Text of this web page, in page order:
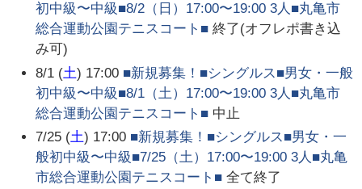
初中級〜中級■8/2（日）17:00〜19:00 3人■丸亀市
総合運動公園テニスコート■ 終了(オフレポ書き込
み可)
8/1 (土) 17:00 ■新規募集！■シングルス■男女・一般
初中級〜中級■8/1（土）17:00〜19:00 3人■丸亀市
総合運動公園テニスコート■ 中止
7/25 (土) 17:00 ■新規募集！■シングルス■男女・一
般初中級〜中級■7/25（土）17:00〜19:00 3人■丸亀
市総合運動公園テニスコート■ 全て終了